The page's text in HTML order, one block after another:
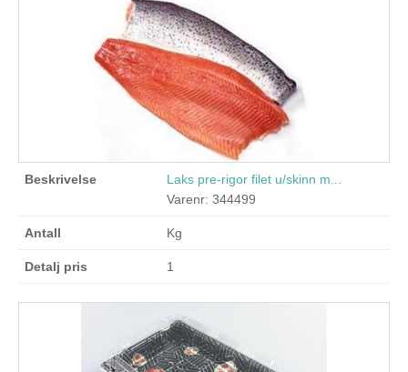
Laks pre-rigor filet u/skinn m...
Varenr: 344499
Kg
1